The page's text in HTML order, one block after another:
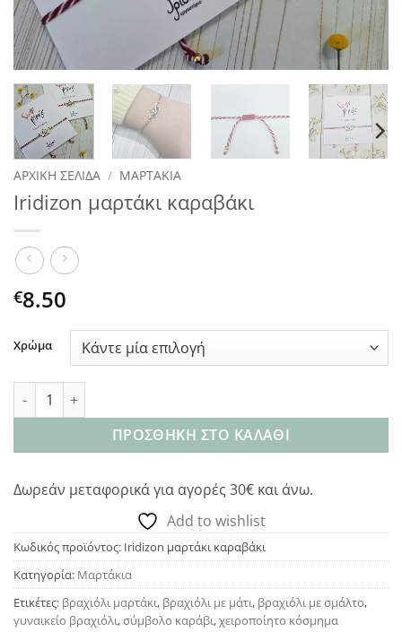
ΑΡΧΙΚΉ ΣΕΛΊΔΑ / ΜΑΡΤΆΚΙΑ
Iridizon μαρτάκι καραβάκι
€8.50
Χρώμα
Iridizon μαρτάκι καραβάκι ποσότητα
ΠΡΟΣΘΉΚΗ ΣΤΟ ΚΑΛΆΘΙ
Δωρεάν μεταφορικά για αγορές 30€ και άνω.
Add to wishlist
Κωδικός προϊόντος: Iridizon μαρτάκι καραβάκι
Κατηγορία: Μαρτάκια
Ετικέτες: βραχιόλι μαρτάκι, βραχιόλι με μάτι, βραχιόλι με σμάλτο,
γυναικείο βραχιόλι,σύμβολο καράβι,χειροποίητο κόσμημα